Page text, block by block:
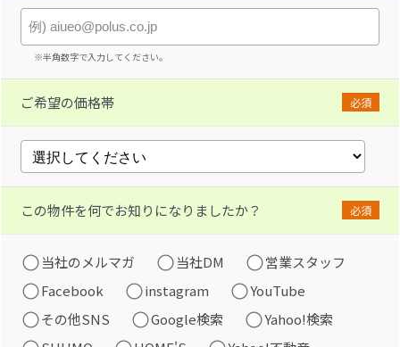
※半角数字で入力してください。
ご希望の価格帯 必須
この物件を何でお知りになりましたか？ 必須
当社のメルマガ 当社DM
営業スタッフ
Facebook
instagram
YouTube
その他SNS
Google検索
Yahoo!検索